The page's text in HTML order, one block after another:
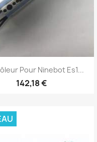
Aperçu rapide
Pour Ninebot Es1...
142,18 €